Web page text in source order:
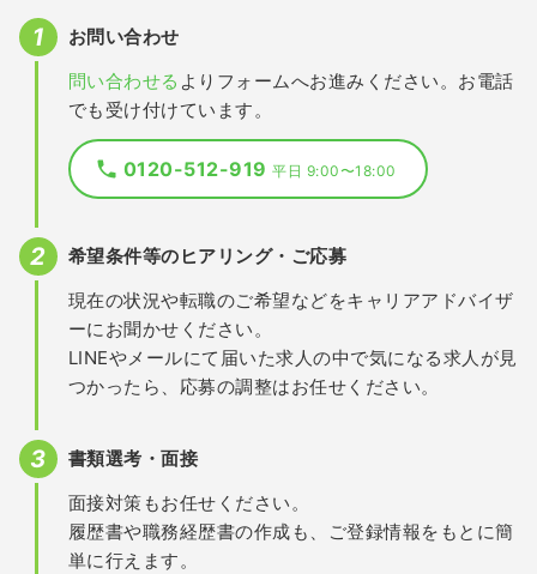
お問い合わせ
問い合わせる よりフォームへお進みください。お電話
でも受け付けています。
0120-512-919平日 9:00〜18:00
希望条件等のヒアリング・ご応募
現在の状況や転職のご希望などをキャリアアドバイザ
ーにお聞かせください。
LINEやメールにて届いた求人の中で気になる求人が見
つかったら、応募の調整はお任せください。
書類選考・面接
面接対策もお任せください。
履歴書や職務経歴書の作成も、ご登録情報をもとに簡
単に行えます。